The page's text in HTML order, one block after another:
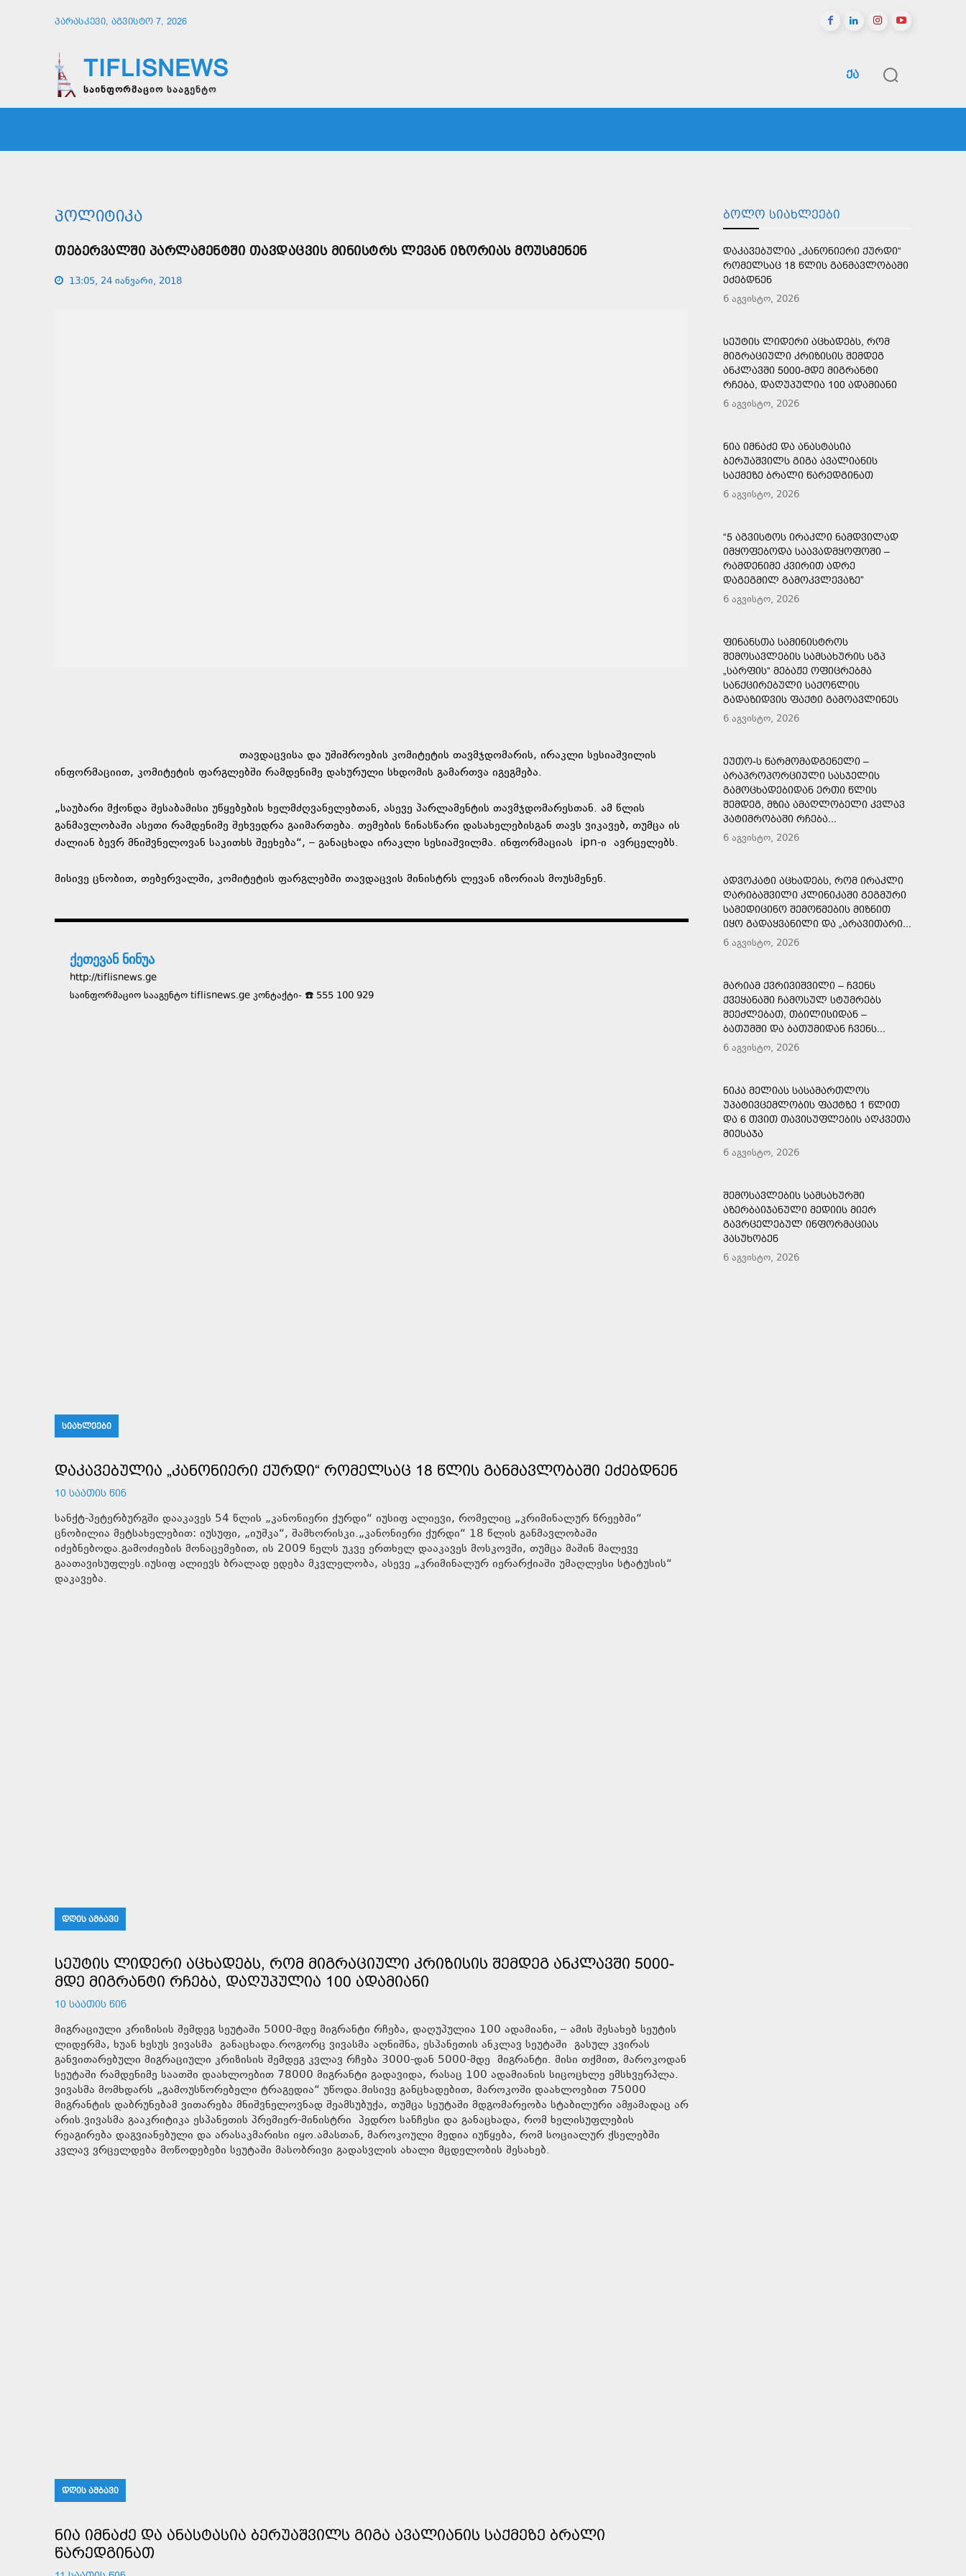
ᲞᲐᲠᲐᲡᲙᲔᲕᲘ, ᲐᲒᲕᲘᲡᲢᲝ 7, 2026
TIFLISNEWS
საინფორმაციო სააგენტო
ᲥᲐ
ᲞᲝᲚᲘᲢᲘᲙᲐ
ᲗᲔᲑᲔᲠᲕᲐᲚᲨᲘ ᲞᲐᲠᲚᲐᲛᲔᲜᲢᲨᲘ ᲗᲐᲕᲓᲐᲪᲕᲘᲡ ᲛᲘᲜᲘᲡᲢᲠᲡ ᲚᲔᲕᲐᲜ ᲘᲖᲝᲠᲘᲐᲡ ᲛᲝᲣᲡᲛᲔᲜᲔᲜ
13:05, 24 იანვარი, 2018
თავდაცვისა და უშიშროების კომიტეტის თავმჯდომარის, ირაკლი სესიაშვილის
ინფორმაციით, კომიტეტის ფარგლებში რამდენიმე დახურული სხდომის გამართვა იგეგმება.
„საუბარი მქონდა შესაბამისი უწყებების ხელმძღვანელებთან, ასევე პარლამენტის თავმჯდომარესთან. ამ წლის
განმავლობაში ასეთი რამდენიმე შეხვედრა გაიმართება. თემების წინასწარი დასახელებისგან თავს ვიკავებ, თუმცა ის
ძალიან ბევრ მნიშვნელოვან საკითხს შეეხება“, – განაცხადა ირაკლი სესიაშვილმა. ინფორმაციას ipn-ი ავრცელებს.
მისივე ცნობით, თებერვალში, კომიტეტის ფარგლებში თავდაცვის მინისტრს ლევან იზორიას მოუსმენენ.
ქეთევან ნინუა
http://tiflisnews.ge
საინფორმაციო სააგენტო tiflisnews.ge კონტაქტი- ☎️ 555 100 929
ᲡᲘᲐᲮᲚᲔᲔᲑᲘ
ᲓᲐᲙᲐᲕᲔᲑᲣᲚᲘᲐ „ᲙᲐᲜᲝᲜᲘᲔᲠᲘ ᲥᲣᲠᲓᲘ“ ᲠᲝᲛᲔᲚᲡᲐᲪ 18 ᲬᲚᲘᲡ ᲒᲐᲜᲛᲐᲕᲚᲝᲑᲐᲨᲘ ᲔᲫᲔᲑᲓᲜᲔᲜ
10 ᲡᲐᲐᲗᲘᲡ ᲬᲘᲜ
სანქტ-პეტერბურგში დააკავეს 54 წლის „კანონიერი ქურდი“ იუსიფ ალიევი, რომელიც „კრიმინალურ წრეებში“
ცნობილია მეტსახელებით: იუსუფი, „იუშკა“, შამხორისკი.„კანონიერი ქურდი“ 18 წლის განმავლობაში
იძებნებოდა.გამოძიების მონაცემებით, ის 2009 წელს უკვე ერთხელ დააკავეს მოსკოვში, თუმცა მაშინ მალევე
გაათავისუფლეს.იუსიფ ალიევს ბრალად ედება მკვლელობა, ასევე „კრიმინალურ იერარქიაში უმაღლესი სტატუსის“
დაკავება.
ᲓᲦᲘᲡ ᲐᲛᲑᲐᲕᲘ
ᲡᲔᲣᲢᲘᲡ ᲚᲘᲓᲔᲠᲘ ᲐᲪᲮᲐᲓᲔᲑᲡ, ᲠᲝᲛ ᲛᲘᲒᲠᲐᲪᲘᲣᲚᲘ ᲙᲠᲘᲖᲘᲡᲘᲡ ᲨᲔᲛᲓᲔᲒ ᲐᲜᲙᲚᲐᲕᲨᲘ 5000-
ᲛᲓᲔ ᲛᲘᲒᲠᲐᲜᲢᲘ ᲠᲩᲔᲑᲐ, ᲓᲐᲦᲣᲞᲣᲚᲘᲐ 100 ᲐᲓᲐᲛᲘᲐᲜᲘ
10 ᲡᲐᲐᲗᲘᲡ ᲬᲘᲜ
მიგრაციული კრიზისის შემდეგ სეუტაში 5000-მდე მიგრანტი რჩება, დაღუპულია 100 ადამიანი, – ამის შესახებ სეუტის
ლიდერმა, ხუან ხესუს ვივასმა განაცხადა.როგორც ვივასმა აღნიშნა, ესპანეთის ანკლავ სეუტაში გასულ კვირას
განვითარებული მიგრაციული კრიზისის შემდეგ კვლავ რჩება 3000-დან 5000-მდე მიგრანტი. მისი თქმით, მაროკოდან
სეუტაში რამდენიმე საათში დაახლოებით 78000 მიგრანტი გადავიდა, რასაც 100 ადამიანის სიცოცხლე ემსხვერპლა.
ვივასმა მომხდარს „გამოუსწორებელი ტრაგედია“ უწოდა.მისივე განცხადებით, მაროკოში დაახლოებით 75000
მიგრანტის დაბრუნებამ ვითარება მნიშვნელოვნად შეამსუბუქა, თუმცა სეუტაში მდგომარეობა სტაბილური ამჟამადაც არ
არის.ვივასმა გააკრიტიკა ესპანეთის პრემიერ-მინისტრი პედრო სანჩესი და განაცხადა, რომ ხელისუფლების
რეაგირება დაგვიანებული და არასაკმარისი იყო.ამასთან, მაროკოული მედია იუწყება, რომ სოციალურ ქსელებში
კვლავ ვრცელდება მოწოდებები სეუტაში მასობრივი გადასვლის ახალი მცდელობის შესახებ.
ᲓᲦᲘᲡ ᲐᲛᲑᲐᲕᲘ
ᲜᲘᲐ ᲘᲛᲜᲐᲫᲔ ᲓᲐ ᲐᲜᲐᲡᲢᲐᲡᲘᲐ ᲑᲔᲠᲣᲐᲨᲕᲘᲚᲡ ᲒᲘᲒᲐ ᲐᲕᲐᲚᲘᲐᲜᲘᲡ ᲡᲐᲥᲛᲔᲖᲔ ᲑᲠᲐᲚᲘ
ᲬᲐᲠᲔᲓᲒᲘᲜᲐᲗ
ᲑᲝᲚᲝ ᲡᲘᲐᲮᲚᲔᲔᲑᲘ
ᲓᲐᲙᲐᲕᲔᲑᲣᲚᲘᲐ „ᲙᲐᲜᲝᲜᲘᲔᲠᲘ ᲥᲣᲠᲓᲘ“
ᲠᲝᲛᲔᲚᲡᲐᲪ 18 ᲬᲚᲘᲡ ᲒᲐᲜᲛᲐᲕᲚᲝᲑᲐᲨᲘ
ᲔᲫᲔᲑᲓᲜᲔᲜ
6 აგვისტო, 2026
ᲡᲔᲣᲢᲘᲡ ᲚᲘᲓᲔᲠᲘ ᲐᲪᲮᲐᲓᲔᲑᲡ, ᲠᲝᲛ
ᲛᲘᲒᲠᲐᲪᲘᲣᲚᲘ ᲙᲠᲘᲖᲘᲡᲘᲡ ᲨᲔᲛᲓᲔᲒ
ᲐᲜᲙᲚᲐᲕᲨᲘ 5000-ᲛᲓᲔ ᲛᲘᲒᲠᲐᲜᲢᲘ
ᲠᲩᲔᲑᲐ, ᲓᲐᲦᲣᲞᲣᲚᲘᲐ 100 ᲐᲓᲐᲛᲘᲐᲜᲘ
6 აგვისტო, 2026
ᲜᲘᲐ ᲘᲛᲜᲐᲫᲔ ᲓᲐ ᲐᲜᲐᲡᲢᲐᲡᲘᲐ
ᲑᲔᲠᲣᲐᲨᲕᲘᲚᲡ ᲒᲘᲒᲐ ᲐᲕᲐᲚᲘᲐᲜᲘᲡ
ᲡᲐᲥᲛᲔᲖᲔ ᲑᲠᲐᲚᲘ ᲬᲐᲠᲔᲓᲒᲘᲜᲐᲗ
6 აგვისტო, 2026
“5 ᲐᲒᲕᲘᲡᲢᲝᲡ ᲘᲠᲐᲙᲚᲘ ᲜᲐᲛᲓᲕᲘᲚᲐᲓ
ᲘᲛᲧᲝᲤᲔᲑᲝᲓᲐ ᲡᲐᲐᲕᲐᲓᲛᲧᲝᲤᲝᲨᲘ –
ᲠᲐᲛᲓᲔᲜᲘᲛᲔ ᲙᲕᲘᲠᲘᲗ ᲐᲓᲠᲔ
ᲓᲐᲒᲔᲒᲛᲘᲚ ᲒᲐᲛᲝᲙᲕᲚᲔᲕᲐᲖᲔ”
6 აგვისტო, 2026
ᲤᲘᲜᲐᲜᲡᲗᲐ ᲡᲐᲛᲘᲜᲘᲡᲢᲠᲝᲡ
ᲨᲔᲛᲝᲡᲐᲕᲚᲔᲑᲘᲡ ᲡᲐᲛᲡᲐᲮᲣᲠᲘᲡ ᲡᲒᲞ
„ᲡᲐᲠᲤᲘᲡ“ ᲛᲔᲑᲐᲟᲔ ᲝᲤᲘᲪᲠᲔᲑᲛᲐ
ᲡᲐᲜᲥᲪᲘᲠᲔᲑᲣᲚᲘ ᲡᲐᲥᲝᲜᲚᲘᲡ
ᲒᲐᲓᲐᲖᲘᲓᲕᲘᲡ ᲤᲐᲥᲢᲘ ᲒᲐᲛᲝᲐᲕᲚᲘᲜᲔᲡ
6 აგვისტო, 2026
ᲔᲣᲗᲝ-Ს ᲬᲐᲠᲛᲝᲛᲐᲓᲒᲔᲜᲔᲚᲘ –
ᲐᲠᲐᲞᲠᲝᲞᲝᲠᲪᲘᲣᲚᲘ ᲡᲐᲡᲯᲔᲚᲘᲡ
ᲒᲐᲛᲝᲪᲮᲐᲓᲔᲑᲘᲓᲐᲜ ᲔᲠᲗᲘ ᲬᲚᲘᲡ
ᲨᲔᲛᲓᲔᲒ, ᲛᲖᲘᲐ ᲐᲛᲐᲦᲚᲝᲑᲔᲚᲘ ᲙᲕᲚᲐᲕ
ᲞᲐᲢᲘᲛᲠᲝᲑᲐᲨᲘ ᲠᲩᲔᲑᲐ...
6 აგვისტო, 2026
ᲐᲓᲕᲝᲙᲐᲢᲘ ᲐᲪᲮᲐᲓᲔᲑᲡ, ᲠᲝᲛ ᲘᲠᲐᲙᲚᲘ
ᲦᲐᲠᲘᲑᲐᲨᲕᲘᲚᲘ ᲙᲚᲘᲜᲘᲙᲐᲨᲘ ᲒᲔᲒᲛᲣᲠᲘ
ᲡᲐᲛᲔᲓᲘᲪᲘᲜᲝ ᲨᲔᲛᲝᲬᲛᲔᲑᲘᲡ ᲛᲘᲖᲜᲘᲗ
ᲘᲧᲝ ᲒᲐᲓᲐᲧᲕᲐᲜᲘᲚᲘ ᲓᲐ „ᲐᲠᲐᲕᲘᲗᲐᲠᲘ...
6 აგვისტო, 2026
ᲛᲐᲠᲘᲐᲛ ᲥᲕᲠᲘᲕᲘᲨᲕᲘᲚᲘ – ᲩᲕᲔᲜᲡ
ᲥᲕᲔᲧᲐᲜᲐᲨᲘ ᲩᲐᲛᲝᲡᲣᲚ ᲡᲢᲣᲛᲠᲔᲑᲡ
ᲨᲔᲔᲫᲚᲔᲑᲐᲗ, ᲗᲑᲘᲚᲘᲡᲘᲓᲐᲜ –
ᲑᲐᲗᲣᲛᲨᲘ ᲓᲐ ᲑᲐᲗᲣᲛᲘᲓᲐᲜ ᲩᲕᲔᲜᲡ...
6 აგვისტო, 2026
ᲜᲘᲙᲐ ᲛᲔᲚᲘᲐᲡ ᲡᲐᲡᲐᲛᲐᲠᲗᲚᲝᲡ
ᲣᲞᲐᲢᲘᲕᲪᲔᲛᲚᲝᲑᲘᲡ ᲤᲐᲥᲢᲖᲔ 1 ᲬᲚᲘᲗ
ᲓᲐ 6 ᲗᲕᲘᲗ ᲗᲐᲕᲘᲡᲣᲤᲚᲔᲑᲘᲡ ᲐᲦᲙᲕᲔᲗᲐ
ᲛᲘᲔᲡᲐᲯᲐ
6 აგვისტო, 2026
ᲨᲔᲛᲝᲡᲐᲕᲚᲔᲑᲘᲡ ᲡᲐᲛᲡᲐᲮᲣᲠᲨᲘ
ᲐᲖᲔᲠᲑᲐᲘᲯᲐᲜᲣᲚᲘ ᲛᲔᲓᲘᲘᲡ ᲛᲘᲔᲠ
ᲒᲐᲕᲠᲪᲔᲚᲔᲑᲣᲚ ᲘᲜᲤᲝᲠᲛᲐᲪᲘᲐᲡ
ᲞᲐᲡᲣᲮᲝᲑᲔᲜ
6 აგვისტო, 2026